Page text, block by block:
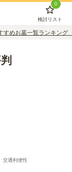
0
検討リスト
すめお墓一覧ランキング